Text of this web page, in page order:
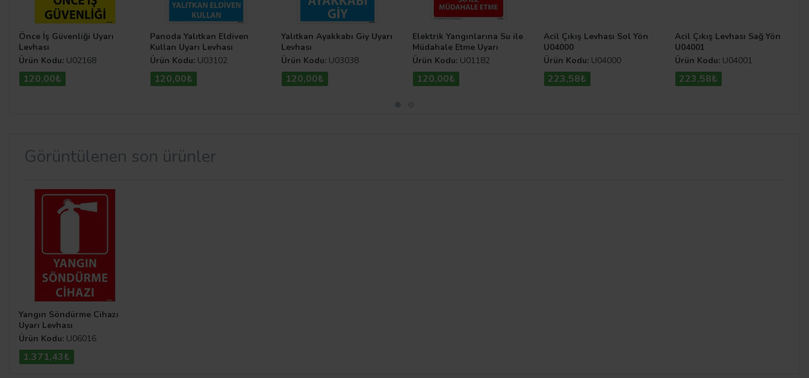
Yangınla Mücadele Levhaları
kategorisinden göz atabilirsiniz.
Önce İş Güvenliği Uyarı
Levhası
Ürün Kodu: U02168
120,00₺
Panoda Yalıtkan Eldiven
Kullan Uyarı Levhası
Ürün Kodu: U03102
120,00₺
Yalıtkan Ayakkabı Giy Uyarı
Levhası
Ürün Kodu: U03038
120,00₺
Elektrik Yangınlarına Su ile
Müdahale Etme Uyarı
Levhası
Ürün Kodu: U01182
120,00₺
Acil Çıkış Levhası Sol Yön
U04000
Ürün Kodu: U04000
223,58₺
Acil Çıkış Levhası Sağ Yön
U04001
Ürün Kodu: U04001
223,58₺
Görüntülenen son ürünler
Yangın Söndürme Cihazı
Uyarı Levhası
Ürün Kodu: U06016
1.371,43₺